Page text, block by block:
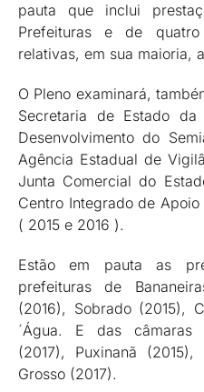
pauta que inclui
Prefeituras e de
relativas, em sua maioria,
O Pleno examinará,
Secretaria de Estado
Desenvolvimento do
Agência Estadual de
Junta Comercial do
Centro Integrado de
( 2015 e 2016 ).
Estão em pauta as
prefeituras de
(2016), Sobrado (2015),
´Água. E das câmaras
(2017), Puxinanã
Grosso (2017).